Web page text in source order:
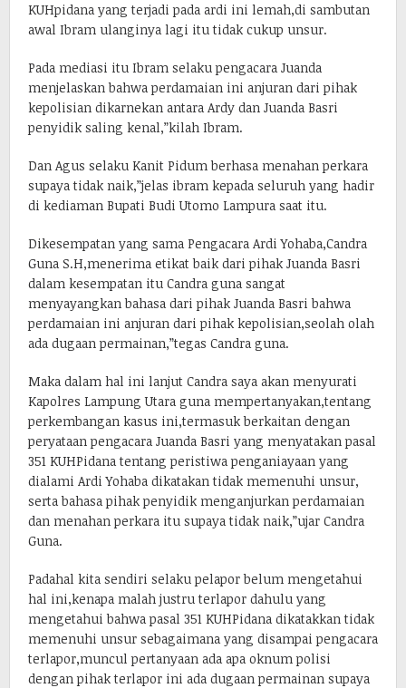
KUHpidana yang terjadi pada ardi ini lemah,di sambutan
awal Ibram ulanginya lagi itu tidak cukup unsur.
Pada mediasi itu Ibram selaku pengacara Juanda
menjelaskan bahwa perdamaian ini anjuran dari pihak
kepolisian dikarnekan antara Ardy dan Juanda Basri
penyidik saling kenal,”kilah Ibram.
Dan Agus selaku Kanit Pidum berhasa menahan perkara
supaya tidak naik,”jelas ibram kepada seluruh yang hadir
di kediaman Bupati Budi Utomo Lampura saat itu.
Dikesempatan yang sama Pengacara Ardi Yohaba,Candra
Guna S.H,menerima etikat baik dari pihak Juanda Basri
dalam kesempatan itu Candra guna sangat
menyayangkan bahasa dari pihak Juanda Basri bahwa
perdamaian ini anjuran dari pihak kepolisian,seolah olah
ada dugaan permainan,”tegas Candra guna.
Maka dalam hal ini lanjut Candra saya akan menyurati
Kapolres Lampung Utara guna mempertanyakan,tentang
perkembangan kasus ini,termasuk berkaitan dengan
peryataan pengacara Juanda Basri yang menyatakan pasal
351 KUHPidana tentang peristiwa penganiayaan yang
dialami Ardi Yohaba dikatakan tidak memenuhi unsur,
serta bahasa pihak penyidik menganjurkan perdamaian
dan menahan perkara itu supaya tidak naik,”ujar Candra
Guna.
Padahal kita sendiri selaku pelapor belum mengetahui
hal ini,kenapa malah justru terlapor dahulu yang
mengetahui bahwa pasal 351 KUHPidana dikatakkan tidak
memenuhi unsur sebagaimana yang disampai pengacara
terlapor,muncul pertanyaan ada apa oknum polisi
dengan pihak terlapor ini ada dugaan permainan supaya